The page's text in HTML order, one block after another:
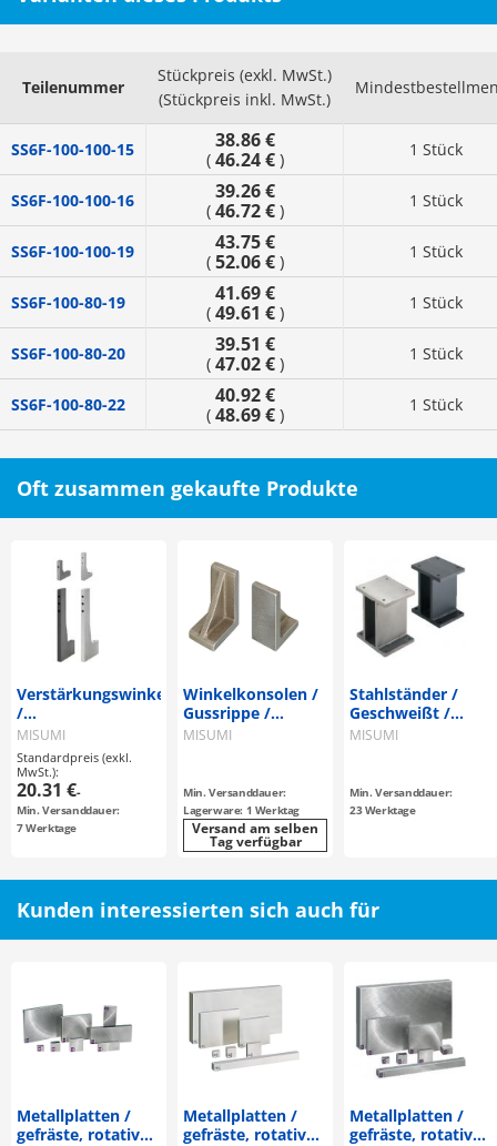
Teilenummer
Stückpreis (exkl. MwSt.)
(Stückpreis inkl. MwSt.)
SS6F-100-100-15 38.86 €
( 46.24 €) 1 Stück
SS6F-100-100-16 39.26 €
( 46.72 €) 1 Stück
SS6F-100-100-19 43.75 €
( 52.06 €) 1 Stück
SS6F-100-80-19 41.69 €
( 49.61 €) 1 Stück
SS6F-100-80-20 39.51 €
( 47.02 €) 1 Stück
SS6F-100-80-22 40.92 €
( 48.69 €) 1 Stück
Oft zusammen gekaufte Produkte
Verstärkungswinkel
/
Durchgangsbohrungen
/ Rechtwinkligkeit
0.05 / 100mm
MISUMI
Standardpreis (exkl.
MwSt.):
20.31 €-
Min. Versanddauer:
7 Werktage
Winkelkonsolen /
Gussrippe /
unbearbeitet,
/ Gusseisen /
Behandlung
wählbar
MISUMI
Min. Versanddauer:
Lagerware: 1 Werktag
Versand am selben
Tag verfügbar
Stahlständer /
Geschweißt /
MISUMI
Min. Versanddauer:
23 Werktage
Kunden interessierten sich auch für
Metallplatten /
gefräste, rotativ
Metallplatten /
gefräste, rotativ
Metallplatten /
gefräste, rotativ